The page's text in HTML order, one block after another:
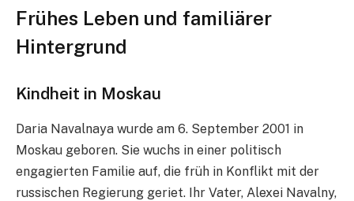
Frühes Leben und familiärer
Hintergrund
Kindheit in Moskau
Daria Navalnaya wurde am 6. September 2001 in
Moskau geboren. Sie wuchs in einer politisch
engagierten Familie auf, die früh in Konflikt mit der
russischen Regierung geriet. Ihr Vater, Alexei Navalny,